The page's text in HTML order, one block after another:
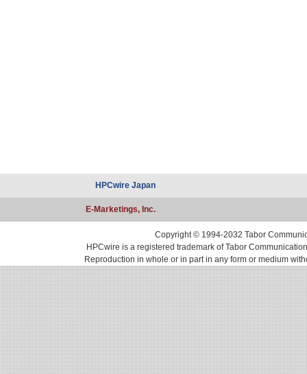
HPCwire Japan
E-Marketings, Inc.
Copyright © 1994-2032 Tabor
HPCwire is a registered trademark of Tabor
Reproduction in whole or in part in any form or medium